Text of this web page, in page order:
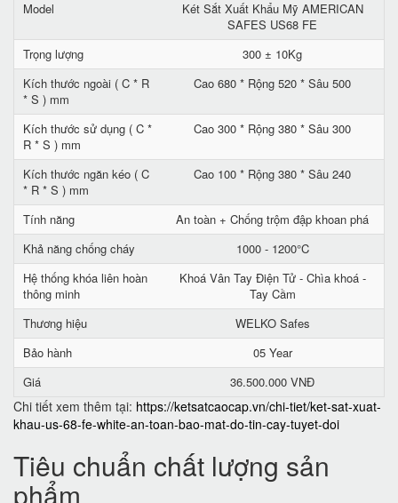
Model
Két Sắt Xuất Khẩu Mỹ AMERICAN
SAFES US68 FE
Trọng lượng
300 ± 10Kg
Kích thước ngoài ( C * R
* S ) mm
Cao 680 * Rộng 520 * Sâu 500
Kích thước sử dụng ( C *
R * S ) mm
Cao 300 * Rộng 380 * Sâu 300
Kích thước ngăn kéo ( C
* R * S ) mm
Cao 100 * Rộng 380 * Sâu 240
Tính năng
An toàn + Chống trộm đập khoan phá
Khả năng chống cháy
1000 - 1200°C
Hệ thống khóa liên hoàn
thông minh
Khoá Vân Tay Điện Tử - Chìa khoá -
Tay Cầm
Thương hiệu
WELKO Safes
Bảo hành
05 Year
Giá
36.500.000 VNĐ
Chi tiết xem thêm tại: https://ketsatcaocap.vn/chi-tiet/ket-sat-xuat-
khau-us-68-fe-white-an-toan-bao-mat-do-tin-cay-tuyet-doi
Tiêu chuẩn chất lượng sản
phẩm